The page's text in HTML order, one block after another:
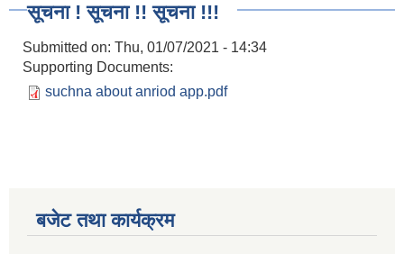
सूचना ! सूचना !! सूचना !!!
Submitted on: Thu, 01/07/2021 - 14:34
Supporting Documents:
suchna about anriod app.pdf
बजेट तथा कार्यक्रम